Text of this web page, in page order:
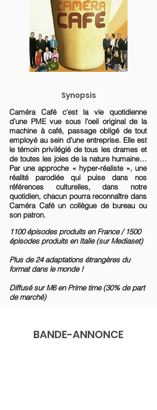
Synopsis
Caméra Café c’est la vie quotidienne
d’une PME vue sous l’oeil original de la
machine à café, passage obligé de tout
employé au sein d’une entreprise. Elle est
le témoin privilégié de tous les drames et
de toutes les joies de la nature humaine…
Par une approche « hyper-réaliste », une
réalité parodiée qui puise dans nos
références culturelles, dans notre
quotidien, chacun pourra reconnaître dans
Caméra Café un collègue de bureau ou
son patron.
1100 épisodes produits en France / 1500
épisodes produits en Italie (sur Mediaset)
Plus de 24 adaptations étrangères du
format dans le monde !
Diffusé sur M6 en Prime time (30% de part
de marché)
BANDE-ANNONCE